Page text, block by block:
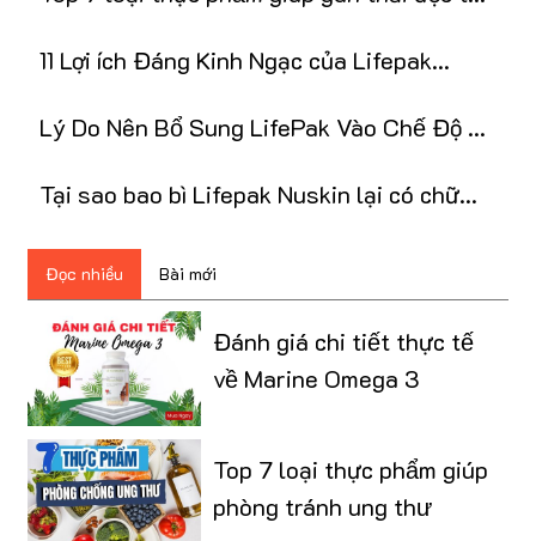
11 Lợi ích Đáng Kinh Ngạc của Lifepak
Lý Do Nên Bổ Sung LifePak Vào Chế Độ Ăn
Tại sao bao bì Lifepak Nuskin lại có chữ
Đọc nhiều Bài mới
Đánh giá chi tiết thực tế
về Marine Omega 3
Top 7 loại thực phẩm giúp
phòng tránh ung thư